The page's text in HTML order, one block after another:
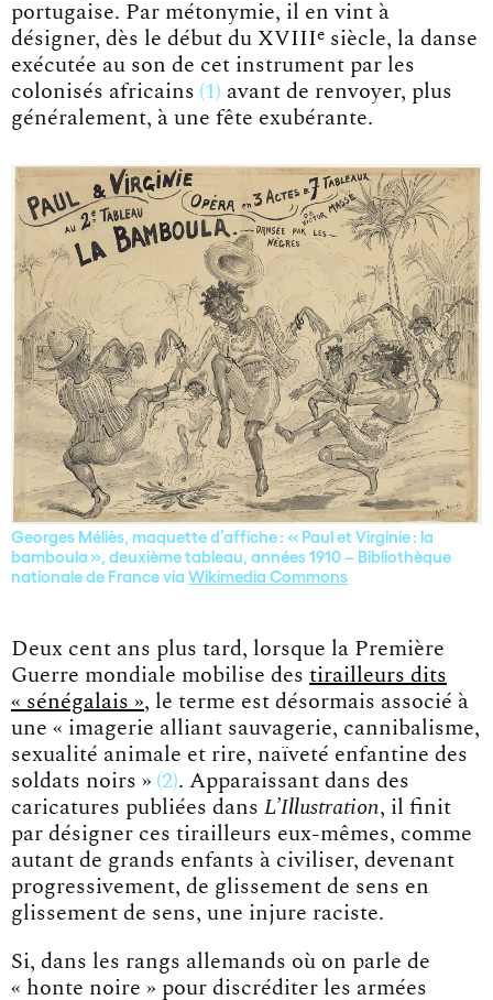
portugaise. Par métonymie, il en vint à
désigner, dès le début du XVIIIe siècle, la danse
exécutée au son de cet instrument par les
colonisés africains 1
avant de renvoyer, plus
généralement, à une fête exubérante.
Georges Méliès, maquette d’affiche : « Paul et Virginie : la
bamboula », deuxième tableau, années 1910 – Bibliothèque
nationale de France via Wikimedia Commons
Deux cent ans plus tard, lorsque la Première
Guerre mondiale mobilise des tirailleurs dits
« sénégalais », le terme est désormais associé à
une « imagerie alliant sauvagerie, cannibalisme,
sexualité animale et rire, naïveté enfantine des
soldats noirs » 2 . Apparaissant dans des
caricatures publiées dans L’Illustration, il finit
par désigner ces tirailleurs eux-mêmes, comme
autant de grands enfants à civiliser, devenant
progressivement, de glissement de sens en
glissement de sens, une injure raciste.
Si, dans les rangs allemands où on parle de
« honte noire » pour discréditer les armées